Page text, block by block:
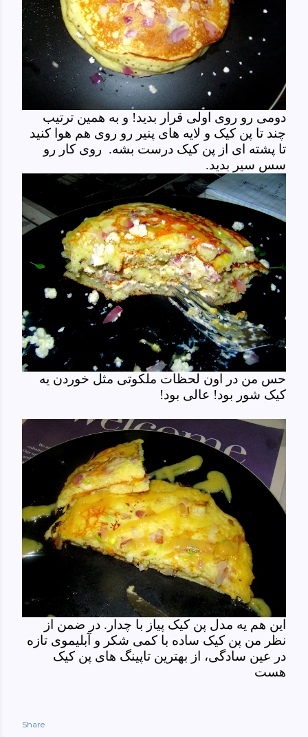
دومی رو روی اولی قرار بدید! و به همین ترتیب
چند تا پن کیک و لایه های پنیر رو روی هم هوا کنید
تا پشته ای از پن کیک درست بشه. روی کار رو
سس سیر بدید.
حس من در اون لحظات ملکوتی مثل خوردن یه
کیک شور بود! عالی بود!
این هم یه مدل پن کیک پیاز با چدار. در ضمن از
نظر من پن کیک ساده با کمی شکر و آبلیموی تازه
در عین سادگی، از بهترین تاپینگ های پن کیک
هست
Share